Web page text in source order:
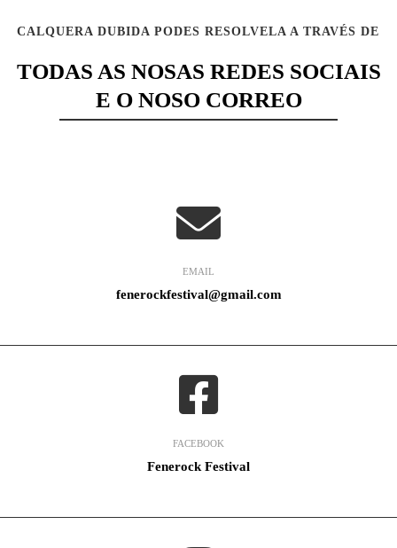
CALQUERA DUBIDA PODES RESOLVELA A TRAVÉS DE
TODAS AS NOSAS REDES SOCIAIS
E O NOSO CORREO
EMAIL
fenerockfestival@gmail.com
FACEBOOK
Fenerock Festival